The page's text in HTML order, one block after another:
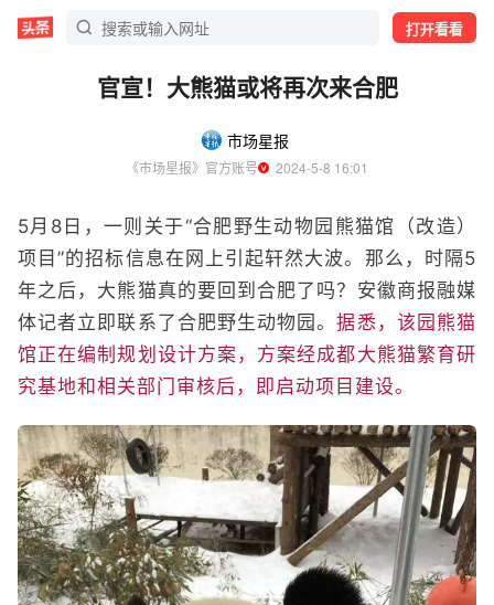
打开看看
官宣！大熊猫或将再次来合肥
市场星报
《市场星报》官方账号
  2024-5-8 16:01
5月8日，一则关于“合肥野生动物园熊猫馆（改造）
项目”的招标信息在网上引起轩然大波。那么，时隔5
年之后，大熊猫真的要回到合肥了吗？安徽商报融媒
体记者立即联系了合肥野生动物园。据悉，该园熊猫
馆正在编制规划设计方案，方案经成都大熊猫繁育研
究基地和相关部门审核后，即启动项目建设。